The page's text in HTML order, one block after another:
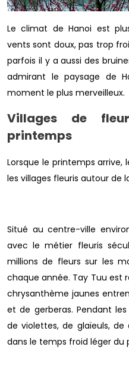
Le climat de Hanoi est
vents sont doux, pas trop
parfois il y a aussi des
admirant le paysage de
moment le plus merveilleux.
Villages de
printemps
Lorsque le printemps arrive,
les villages fleuris autour de
Situé au centre-ville
avec le métier fleuris
millions de fleurs sur les
chaque année. Tay Tuu est
chrysanthème jaunes
et de gerberas. Pendant
de violettes, de glaïeuls,
dans le temps froid léger du